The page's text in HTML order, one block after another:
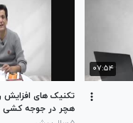
۰۷:۵۴
تکنیک های افزایش
هچر در جوجه کشی